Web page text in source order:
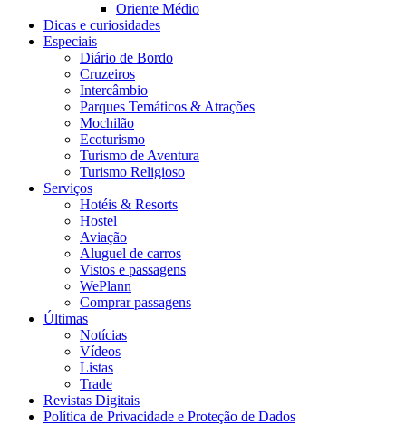
Oriente Médio
Dicas e curiosidades
Especiais
Diário de Bordo
Cruzeiros
Intercâmbio
Parques Temáticos & Atrações
Mochilão
Ecoturismo
Turismo de Aventura
Turismo Religioso
Serviços
Hotéis & Resorts
Hostel
Aviação
Aluguel de carros
Vistos e passagens
WePlann
Comprar passagens
Últimas
Notícias
Vídeos
Listas
Trade
Revistas Digitais
Política de Privacidade e Proteção de Dados